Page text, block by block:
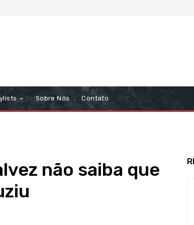
Sobre Nós Contato
não saiba que